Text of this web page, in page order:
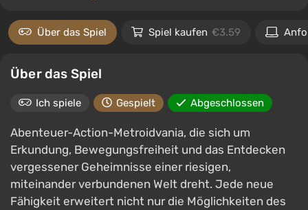
Über das Spiel Spiel kaufen €3.59
Über das Spiel
Ich spiele Gespielt Abgeschlossen
Abenteuer-Action-Metroidvania, die sich um
Erkundung, Bewegungsfreiheit und das Entdecken
vergessener Geheimnisse einer riesigen,
miteinander verbundenen Welt dreht. Jede neue
Fähigkeit erweitert nicht nur die Möglichkeiten des